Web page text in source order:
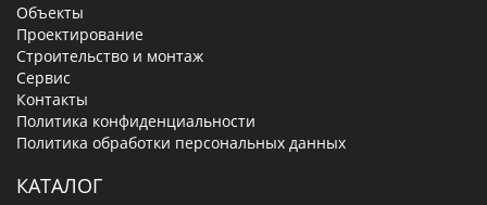
Объекты
Проектирование
Строительство и монтаж
Сервис
Контакты
Политика конфиденциальности
Политика обработки персональных данных
КАТАЛОГ